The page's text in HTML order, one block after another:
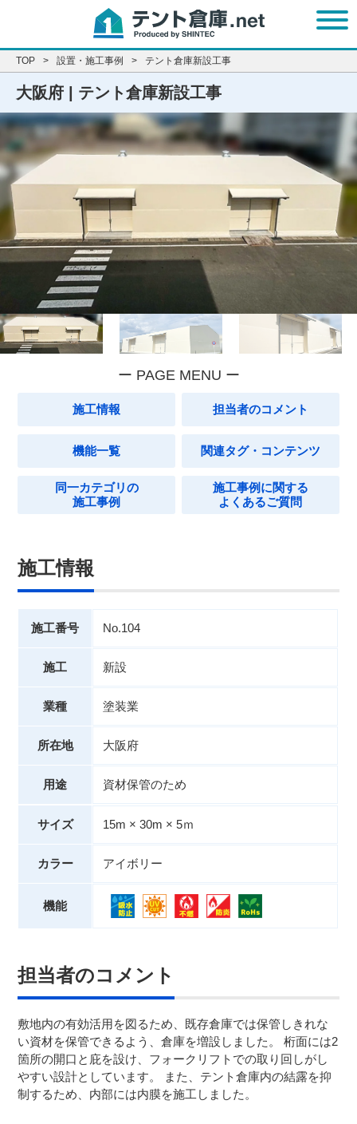
t
o
g
a
TOP 設置・施工事例 テント倉庫新設工事
大阪府 | テント倉庫新設工事
施工情報 担当者のコメント
機能一覧 関連タグ・コンテンツ
同一カテゴリの
施工事例
施工事例に関する
よくあるご質問
施工情報
施工番号 No.104
施工 新設
業種 塗装業
所在地 大阪府
用途 資材保管のため
サイズ 15m × 30m × 5ｍ
カラー アイボリー
機能
担当者のコメント
敷地内の有効活用を図るため、既存倉庫では保管しきれな
い資材を保管できるよう、倉庫を増設しました。 桁面には2
箇所の開口と庇を設け、フォークリフトでの取り回しがし
やすい設計としています。 また、テント倉庫内の結露を抑
制するため、内部には内膜を施工しました。